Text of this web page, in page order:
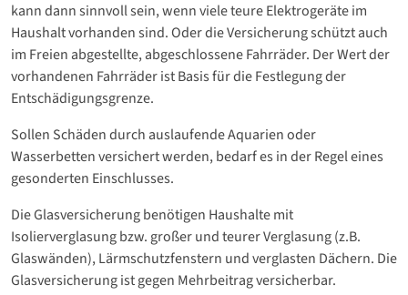
kann dann sinnvoll sein, wenn viele teure Elektrogeräte im
Haushalt vorhanden sind. Oder die Versicherung schützt auch
im Freien abgestellte, abgeschlossene Fahrräder. Der Wert der
vorhandenen Fahrräder ist Basis für die Festlegung der
Entschädigungsgrenze.
Sollen Schäden durch auslaufende Aquarien oder
Wasserbetten versichert werden, bedarf es in der Regel eines
gesonderten Einschlusses.
Die Glasversicherung benötigen Haushalte mit
Isolierverglasung bzw. großer und teurer Verglasung (z.B.
Glaswänden), Lärmschutzfenstern und verglasten Dächern. Die
Glasversicherung ist gegen Mehrbeitrag versicherbar.